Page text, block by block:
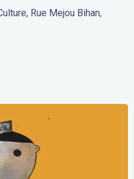
Rue Mejou Bihan,